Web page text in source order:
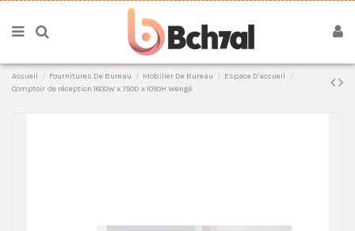
Accueil Fournitures De Bureau Mobilier De Bureau
Espace D'accueil
Comptoir de réception 1800W x 750D x 1050H Wengé